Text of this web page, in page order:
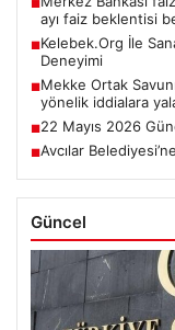
■
ayı faiz beklentisi
■Kelebek.Org İle
Deneyimi
■Mekke Ortak
yönelik iddialara
■22 Mayıs 2026
■Avcılar
Güncel